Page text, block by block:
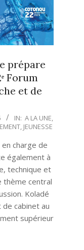
prépare
Forum
et de
IN: A LA UNE,
, JEUNESSE
charge de
également à
technique et
thème central
Koladé
de cabinet au
supérieur